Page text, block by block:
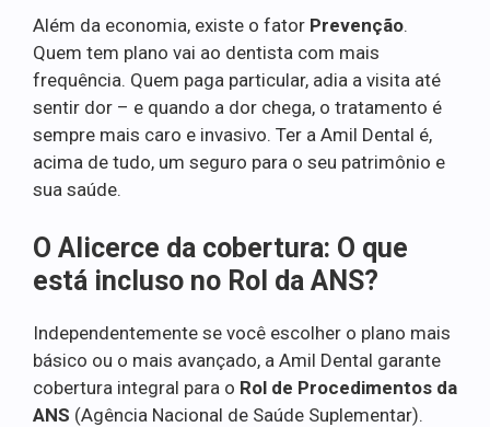
Além da economia, existe o fator Prevenção.
Quem tem plano vai ao dentista com mais
frequência. Quem paga particular, adia a visita até
sentir dor – e quando a dor chega, o tratamento é
sempre mais caro e invasivo. Ter a Amil Dental é,
acima de tudo, um seguro para o seu patrimônio e
sua saúde.
O Alicerce da cobertura: O que
está incluso no Rol da ANS?
Independentemente se você escolher o plano mais
básico ou o mais avançado, a Amil Dental garante
cobertura integral para o Rol de Procedimentos da
ANS (Agência Nacional de Saúde Suplementar).